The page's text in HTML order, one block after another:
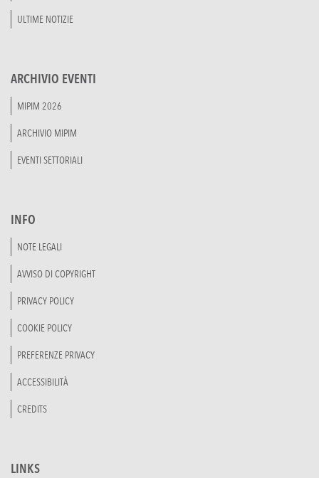
ULTIME NOTIZIE
ARCHIVIO EVENTI
MIPIM 2026
ARCHIVIO MIPIM
EVENTI SETTORIALI
INFO
NOTE LEGALI
AVVISO DI COPYRIGHT
PRIVACY POLICY
COOKIE POLICY
PREFERENZE PRIVACY
ACCESSIBILITÀ
CREDITS
LINKS